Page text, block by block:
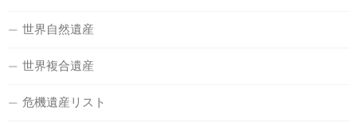
世界自然遺産
世界複合遺産
危機遺産リスト